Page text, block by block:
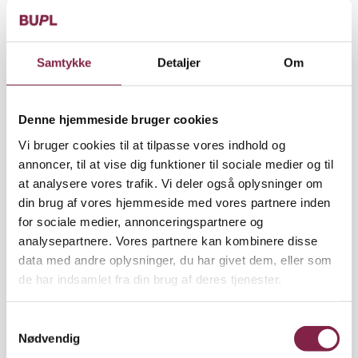
Samtykke Detaljer Om
Denne hjemmeside bruger cookies
Vi bruger cookies til at tilpasse vores indhold og
annoncer, til at vise dig funktioner til sociale medier og til
at analysere vores trafik. Vi deler også oplysninger om
din brug af vores hjemmeside med vores partnere inden
for sociale medier, annonceringspartnere og
analysepartnere. Vores partnere kan kombinere disse
data med andre oplysninger, du har givet dem, eller som
de har indsamlet fra din brug af deres tjenester.
Nødvendig
Dillen tog fart, og den holder endnu, over 10 år efter